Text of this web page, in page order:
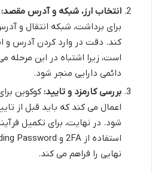
انتخاب ارز، شبکه و آدرس مقصد:
برای برداشت، شبکه انتقال و
کند. دقت در وارد کردن آدرس و
است، زیرا اشتباه در این مرحله
دائمی دارایی منجر شود.
بررسی کارمزد و تایید: کوکوین
اعمال می کند که باید قبل از
شود. در نهایت، برای تکمیل
نهایی را فراهم می کند.